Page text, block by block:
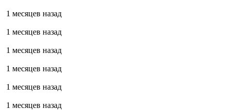
1 месяцев назад
1 месяцев назад
1 месяцев назад
1 месяцев назад
1 месяцев назад
1 месяцев назад